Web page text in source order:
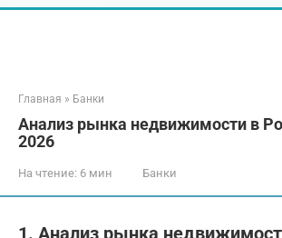
Главная » Банки
Анализ рынка недвижимости в
2026
На чтение: 6 мин Банки